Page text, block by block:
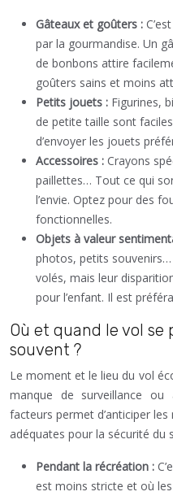
Gâteaux et goûters :
par la gourmandise. Un
de bonbons attire
goûters sains et moins
Petits jouets : Figurines,
de petite taille sont
d’envoyer les jouets
Accessoires : Crayons
paillettes… Tout ce qui
l’envie. Optez pour des
fonctionnelles.
Objets à valeur
photos, petits
volés, mais leur
pour l’enfant. Il est
Où et quand le vol
souvent ?
Le moment et le lieu du vol
manque de surveillance ou
facteurs permet d’anticiper
adéquates pour la sécurité du
Pendant la récréation :
est moins stricte et où